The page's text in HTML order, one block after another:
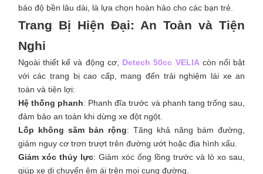
bảo độ bền lâu dài, là lựa chọn hoàn hảo cho các bạn trẻ.
Trang Bị Hiện Đại: An Toàn và Tiện
Nghi
Ngoài thiết kế và động cơ, Detech 50cc VELIAcòn nổi bật
với các trang bị cao cấp, mang đến trải nghiệm lái xe an
toàn và tiện lợi:
Hệ thống phanh: Phanh đĩa trước và phanh tang trống sau,
đảm bảo an toàn khi dừng xe đột ngột.
Lốp không săm bản rộng: Tăng khả năng bám đường,
giảm nguy cơ trơn trượt trên đường ướt hoặc địa hình xấu.
Giảm xóc thủy lực: Giảm xóc ống lồng trước và lò xo sau,
giúp xe di chuyển êm ái trên mọi cung đường.